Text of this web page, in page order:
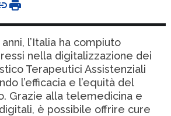
l’Italia ha compiuto
nella digitalizzazione dei
Terapeutici Assistenziali
l’efficacia e l’equità del
Grazie alla telemedicina e
è possibile offrire cure